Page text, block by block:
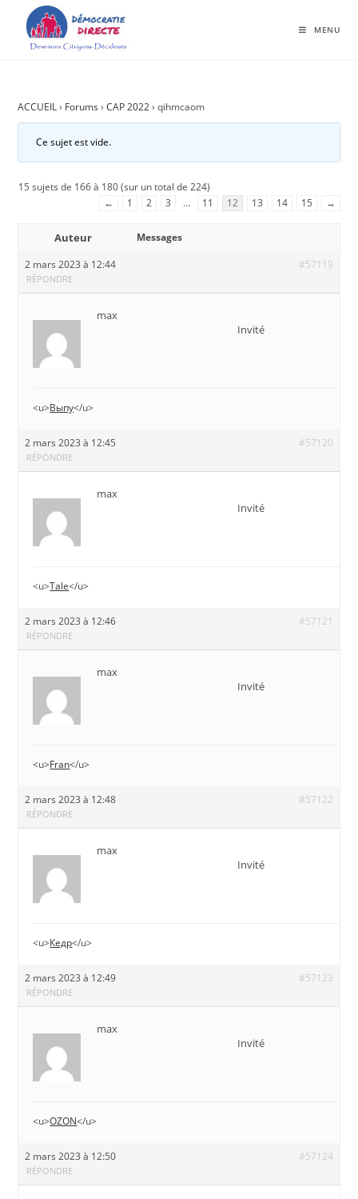
MENU
ACCUEIL › Forums › CAP 2022 › qihmcaom
Ce sujet est vide.
15 sujets de 166 à 180 (sur un total de 224)
←
1 2 3 … 11 12 13 14 15 →
Auteur
Messages
2 mars 2023 à 12:44
#57119
RÉPONDRE
max
Invité
<u>Выпу</u>
2 mars 2023 à 12:45 #57120
RÉPONDRE
max
Invité
<u>Tale</u>
2 mars 2023 à 12:46 #57121
RÉPONDRE
max
Invité
<u>Fran</u>
2 mars 2023 à 12:48 #57122
RÉPONDRE
max
Invité
<u>Кедр</u>
2 mars 2023 à 12:49 #57123
RÉPONDRE
max
Invité
<u>OZON</u>
2 mars 2023 à 12:50 #57124
RÉPONDRE